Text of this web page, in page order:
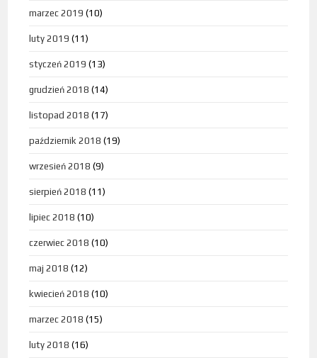
marzec 2019 (10)
luty 2019 (11)
styczeń 2019 (13)
grudzień 2018 (14)
listopad 2018 (17)
październik 2018 (19)
wrzesień 2018 (9)
sierpień 2018 (11)
lipiec 2018 (10)
czerwiec 2018 (10)
maj 2018 (12)
kwiecień 2018 (10)
marzec 2018 (15)
luty 2018 (16)